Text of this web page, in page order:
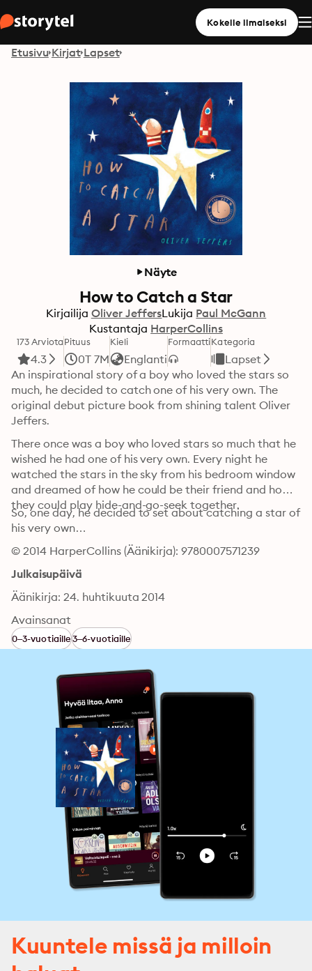
Kokeile ilmaiseksi
Etusivu Kirjat Lapset
Näyte
How to Catch a Star
Kirjailija Oliver JeffersLukija Paul McGann
Kustantaja HarperCollins
173 Arviota
4.3
Pituus
0T 7M
Kieli
Englanti
FormaattiKategoria
Lapset
An inspirational story of a boy who loved the stars so
much, he decided to catch one of his very own. The
original debut picture book from shining talent Oliver
Jeffers.
There once was a boy who loved stars so much that he
wished he had one of his very own. Every night he
watched the stars in the sky from his bedroom window
and dreamed of how he could be their friend and how
they could play hide-and-go-seek together.
So, one day, he decided to set about catching a star of
his very own…
© 2014 HarperCollins (Äänikirja): 9780007571239
Julkaisupäivä
Äänikirja: 24. huhtikuuta 2014
Avainsanat
0–3-vuotiaille3–6-vuotiaille
Kuuntele missä ja milloin